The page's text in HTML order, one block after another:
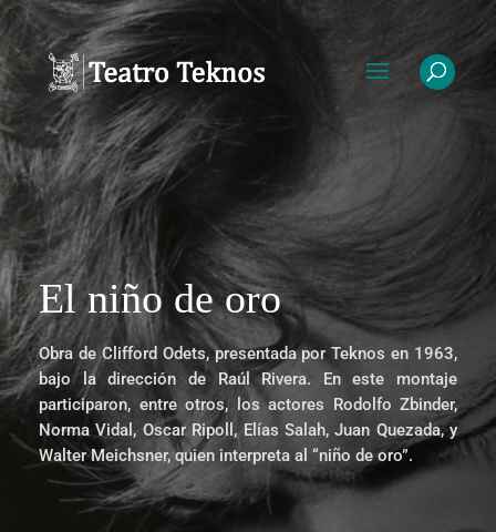
El niño de oro
Obra de Clifford Odets, presentada por Teknos en 1963,
bajo la dirección de Raúl Rivera. En este montaje
participaron, entre otros, los actores Rodolfo Zbinder,
Norma Vidal, Oscar Ripoll, Elías Salah, Juan Quezada, y
Walter Meichsner, quien interpreta al “niño de oro”.